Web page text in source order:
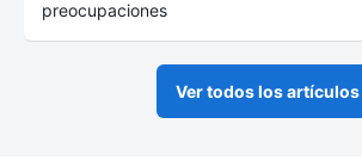
preocupaciones
Ver todos los artículos